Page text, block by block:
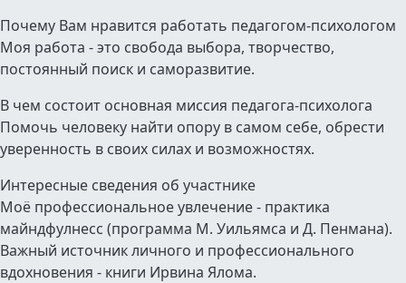
Почему Вам нравится работать педагогом-психологом
Моя работа - это свобода выбора, творчество,
постоянный поиск и саморазвитие.
В чем состоит основная миссия педагога-психолога
Помочь человеку найти опору в самом себе, обрести
уверенность в своих силах и возможностях.
Интересные сведения об участнике
Моё профессиональное увлечение - практика
майндфулнесс (программа М. Уильямса и Д. Пенмана).
Важный источник личного и профессионального
вдохновения - книги Ирвина Ялома.